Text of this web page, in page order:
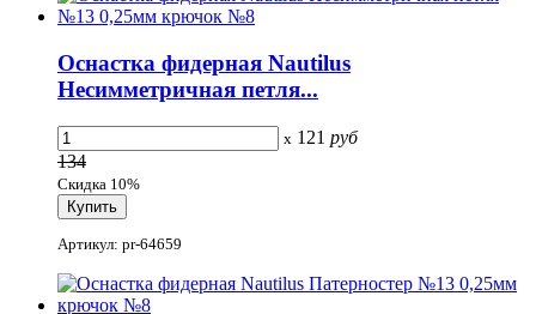
Оснастка фидерная Nautilus
Несимметричная петля...
x 121 руб
134
Скидка 10%
Артикул: pr-64659